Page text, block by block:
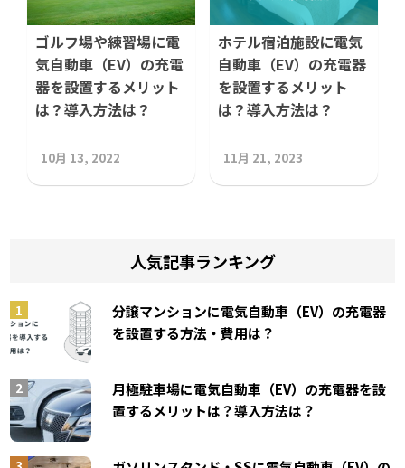
ゴルフ場や練習場に電
気自動車（EV）の充電
器を設置するメリット
は？導入方法は？
10月 13, 2022
ホテル宿泊施設に電気
自動車（EV）の充電器
を設置するメリット
は？導入方法は？
11月 21, 2023
人気記事ランキング
分譲マンションに電気自動車（EV）の充電器
を設置する方法・費用は？
月極駐車場に電気自動車（EV）の充電器を設
置するメリットは？導入方法は？